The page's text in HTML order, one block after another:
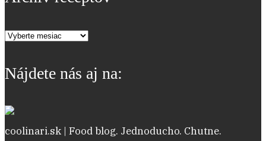
Archív
Nájdete nás aj na:
coolinari.sk | Food blog. Jednoducho. Chutne.